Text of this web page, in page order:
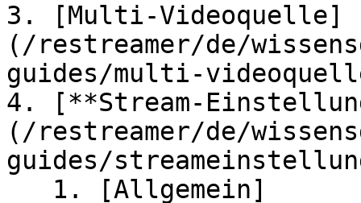
3. [Multi-Videoquelle]
(/restreamer/de/
guides/multi-
4. [**Stream-
(/restreamer/de/
guides/